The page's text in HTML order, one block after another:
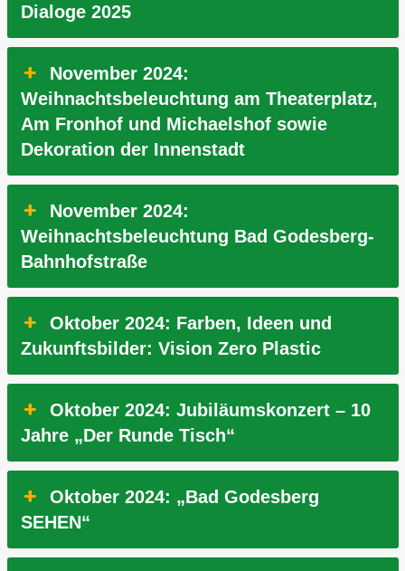
Dialoge 2025
November 2024:
Weihnachtsbeleuchtung am Theaterplatz,
Am Fronhof und Michaelshof sowie
Dekoration der Innenstadt
November 2024:
Weihnachtsbeleuchtung Bad Godesberg-
Bahnhofstraße
Oktober 2024: Farben, Ideen und
Zukunftsbilder: Vision Zero Plastic
Oktober 2024: Jubiläumskonzert – 10
Jahre „Der Runde Tisch“
Oktober 2024: „Bad Godesberg
SEHEN“